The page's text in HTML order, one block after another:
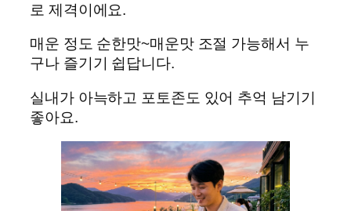
로 제격이에요.
매운 정도 순한맛~매운맛 조절 가능해서 누
구나 즐기기 쉽답니다.
실내가 아늑하고 포토존도 있어 추억 남기기
좋아요.